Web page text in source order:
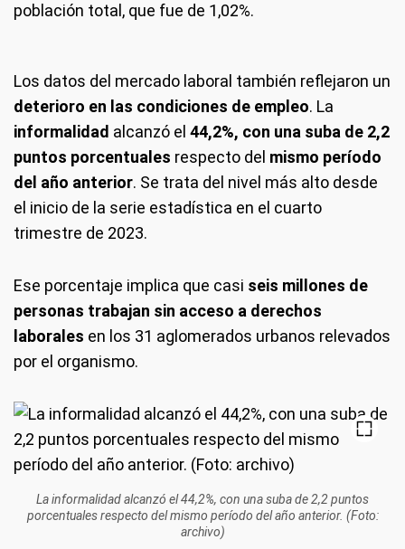
población total, que fue de 1,02%.
Los datos del mercado laboral también reflejaron un
deterioro en las condiciones de empleo. La
informalidad alcanzó el 44,2%, con una suba de 2,2
puntos porcentuales respecto del mismo período
del año anterior. Se trata del nivel más alto desde
el inicio de la serie estadística en el cuarto
trimestre de 2023.
Ese porcentaje implica que casi seis millones de
personas trabajan sin acceso a derechos
laborales en los 31 aglomerados urbanos relevados
por el organismo.
La informalidad alcanzó el 44,2%, con una suba de 2,2 puntos
porcentuales respecto del mismo período del año anterior. (Foto:
archivo)